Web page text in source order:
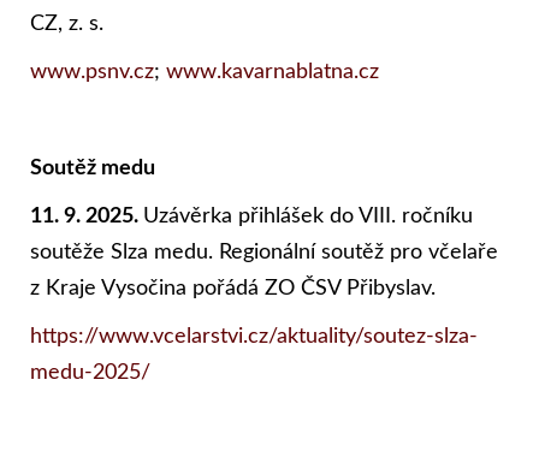
CZ, z. s.
www.psnv.cz; www.kavarnablatna.cz
Soutěž medu
11. 9. 2025. Uzávěrka přihlášek do VIII. ročníku
soutěže Slza medu. Regionální soutěž pro včelaře
z Kraje Vysočina pořádá ZO ČSV Přibyslav.
https://www.vcelarstvi.cz/aktuality/soutez-slza-
medu-2025/